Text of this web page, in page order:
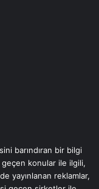
barındıran bir bilgi
konular ile ilgili,
yayınlanan reklamlar,